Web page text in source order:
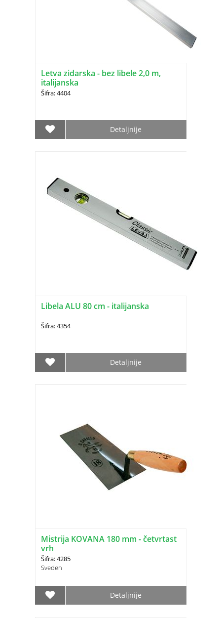
Letva zidarska - bez libele 2,0 m,
italijanska
Šifra: 4404
Detaljnije
Libela ALU 80 cm - italijanska
Šifra: 4354
Detaljnije
Mistrija KOVANA 180 mm - četvrtast
vrh
Šifra: 4285
Sveden
Detaljnije